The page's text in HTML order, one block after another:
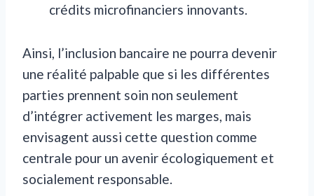
crédits microfinanciers innovants.
Ainsi, l’inclusion bancaire ne pourra devenir
une réalité palpable que si les différentes
parties prennent soin non seulement
d’intégrer activement les marges, mais
envisagent aussi cette question comme
centrale pour un avenir écologiquement et
socialement responsable.